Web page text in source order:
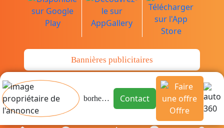
borhen mraidi
Contact
Offre
Bannières publicitaires
© Copyright 2014-2026 Cava.tn Limited Tous
les droits sont réservés.